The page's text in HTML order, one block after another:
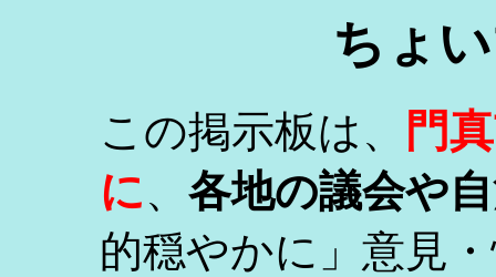
ちょ
この掲示板は、
門
に、 各地の議会や
的穏やかに」意見